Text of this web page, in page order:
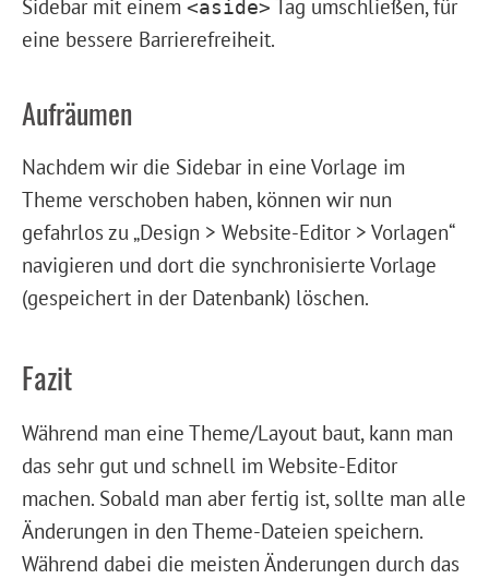
Sidebar mit einem <aside> Tag umschließen, für
eine bessere Barrierefreiheit.
Aufräumen
Nachdem wir die Sidebar in eine Vorlage im
Theme verschoben haben, können wir nun
gefahrlos zu „Design > Website-Editor > Vorlagen“
navigieren und dort die synchronisierte Vorlage
(gespeichert in der Datenbank) löschen.
Fazit
Während man eine Theme/Layout baut, kann man
das sehr gut und schnell im Website-Editor
machen. Sobald man aber fertig ist, sollte man alle
Änderungen in den Theme-Dateien speichern.
Während dabei die meisten Änderungen durch das